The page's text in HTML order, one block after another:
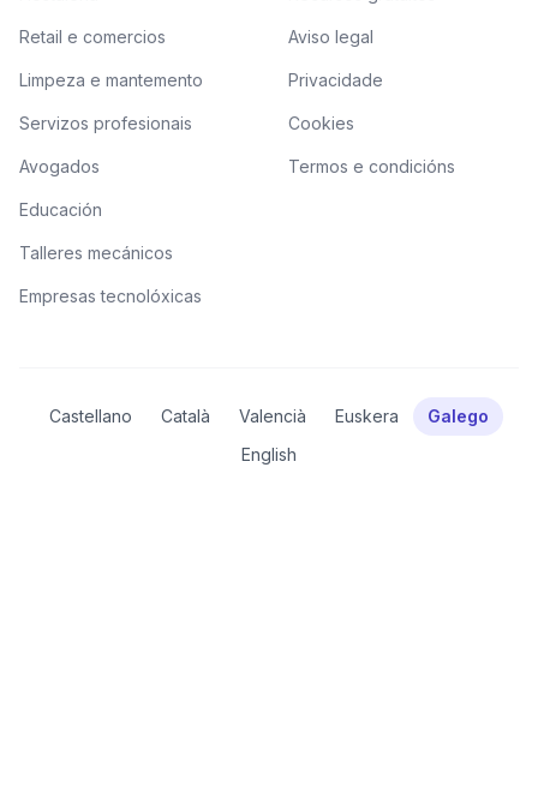
Retail e comercios
Limpeza e mantemento
Servizos profesionais
Avogados
Educación
Talleres mecánicos
Empresas tecnolóxicas
Aviso legal
Privacidade
Cookies
Termos e condicións
Castellano Català Valencià Euskera
Galego
English